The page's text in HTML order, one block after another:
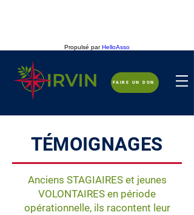
Propulsé parHelloAsso
FAIRE UN DON
TÉMOIGNAGES
Anciens STAGIAIRES et jeunes
VOLONTAIRES en période
opérationnelle, ils racontent leur